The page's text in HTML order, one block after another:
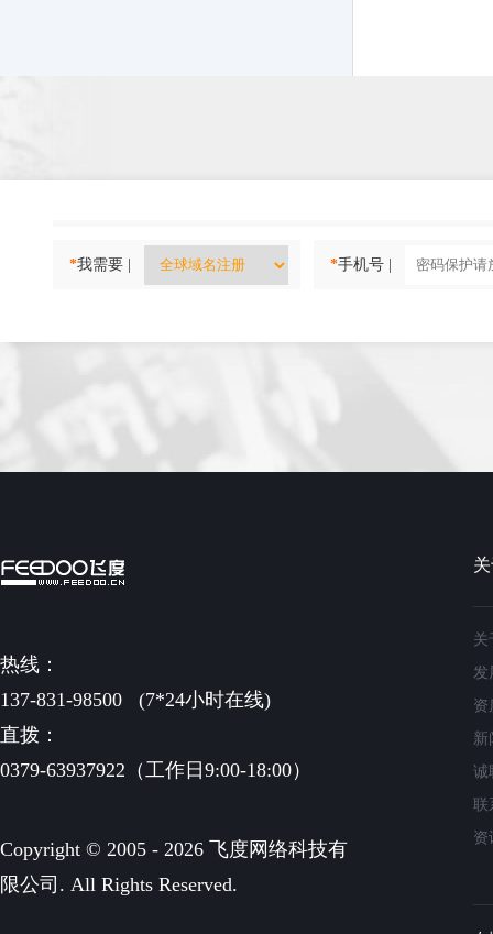
*我需要 | *手机号 |
热线：
137-831-98500
(7*24小时在线)
直拨：
0379-63937922（工作日9:00-18:00）
Copyright © 2005 - 2026 飞度网络科技有
限公司. All Rights Reserved.
关
发
资
新
诚
联
资